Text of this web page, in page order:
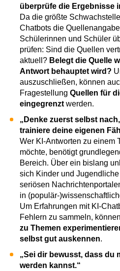
überprüfe die Ergebnisse
Da die größte
Chatbots die
Schülerinnen und Schüler
prüfen: Sind die Quellen
aktuell? Belegt die Quelle
Antwort behauptet wird?
auszuschließen, können
Fragestellung Quellen für
eingegrenzt werden.
„Denke zuerst selbst
trainiere deine eigenen
Wer KI-Antworten zu einem
möchte, benötigt
Bereich. Über ein bislang
sich Kinder und
seriösen
in (populär-
Um Erfahrungen mit KI-
Fehlern zu sammeln,
zu Themen
selbst gut auskennen.
„Sei dir bewusst, dass du
werden kannst.“